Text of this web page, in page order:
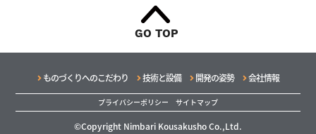
GO TOP
ものづくりへのこだわり 技術と設備 開発の姿勢 会社情報
プライバシーポリシー サイトマップ
©Copyright Nimbari Kousakusho Co.,Ltd.